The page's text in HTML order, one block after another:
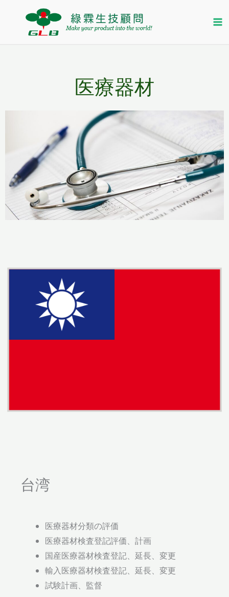
医療器材
医療器材
台湾
医療器材分類の評価
医療器材検査登記評価、計画
国産医療器材検査登記、延長、変更
輸入医療器材検査登記、延長、変更
試験計画、監督